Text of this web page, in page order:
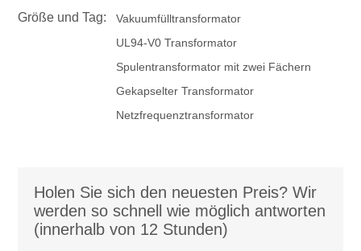
Größe und Tag:
Vakuumfülltransformator
UL94-V0 Transformator
Spulentransformator mit zwei Fächern
Gekapselter Transformator
Netzfrequenztransformator
Holen Sie sich den neuesten Preis? Wir
werden so schnell wie möglich antworten
(innerhalb von 12 Stunden)